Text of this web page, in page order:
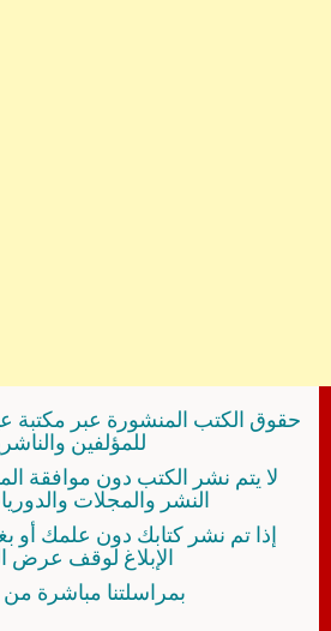
حقوق الكتب المنشورة عبر مكتبة
للمؤلفين
لا يتم نشر الكتب دون موافقة
النشر والمجلات
إذا تم نشر كتابك دون علمك أو
الإبلاغ لوقف عرض
بمراسلتنا مباشرة من